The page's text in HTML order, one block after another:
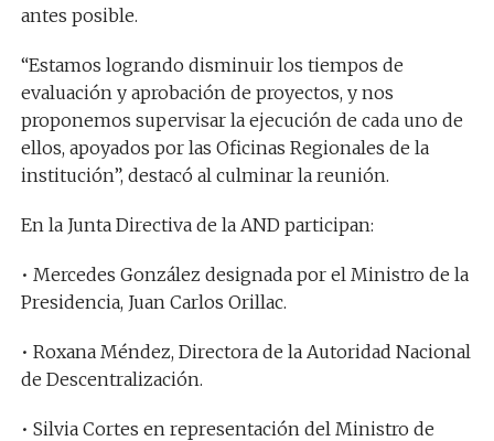
antes posible.
“Estamos logrando disminuir los tiempos de
evaluación y aprobación de proyectos, y nos
proponemos supervisar la ejecución de cada uno de
ellos, apoyados por las Oficinas Regionales de la
institución”, destacó al culminar la reunión.
En la Junta Directiva de la AND participan:
• Mercedes González designada por el Ministro de la
Presidencia, Juan Carlos Orillac.
• Roxana Méndez, Directora de la Autoridad Nacional
de Descentralización.
• Silvia Cortes en representación del Ministro de